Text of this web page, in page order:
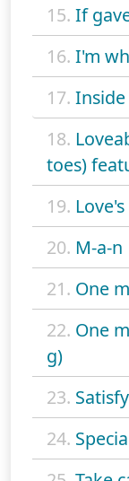
15. If
16. I'm
17.
18.
toes)
19.
20. M-a-n
21. One
22. One
g)
23.
24.